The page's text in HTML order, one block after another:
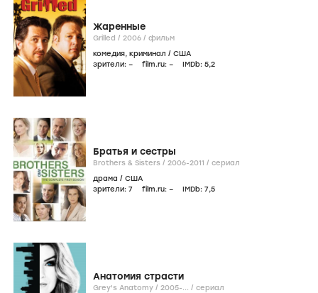
Жаренные
Grilled / 2006 / фильм
комедия, криминал / США
зрители: – film.ru: – IMDb: 5,2
Братья и сестры
Brothers & Sisters / 2006-2011 / сериал
драма / США
зрители: 7 film.ru: – IMDb: 7,5
Анатомия страсти
Grey's Anatomy / 2005-... / сериал